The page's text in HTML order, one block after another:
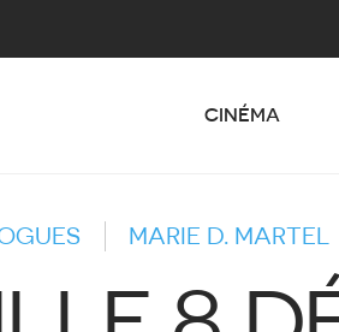
CINÉMA
MARIE D. MARTEL